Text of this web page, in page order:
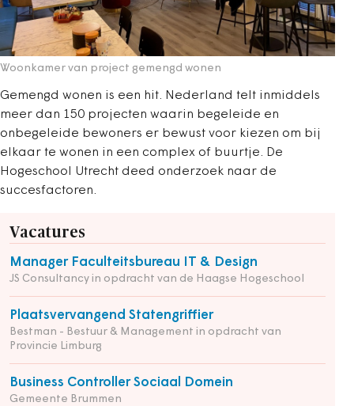
Woonkamer van project gemengd wonen
Gemengd wonen is een hit. Nederland telt inmiddels
meer dan 150 projecten waarin begeleide en
onbegeleide bewoners er bewust voor kiezen om bij
elkaar te wonen in een complex of buurtje. De
Hogeschool Utrecht deed onderzoek naar de
succesfactoren.
Vacatures
Manager Faculteitsbureau IT & Design
JS Consultancy in opdracht van de Haagse Hogeschool
Plaatsvervangend Statengriffier
Bestman - Bestuur & Management in opdracht van
Provincie Limburg
Business Controller Sociaal Domein
Gemeente Brummen